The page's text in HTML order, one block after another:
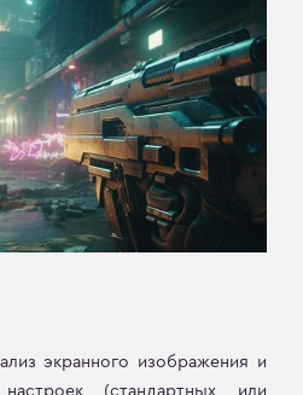
экранного изображения и
(стандартных или